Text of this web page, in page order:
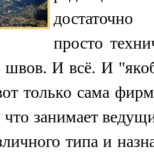
просто
швов. И всё. И
только сама
что занимает
типа и